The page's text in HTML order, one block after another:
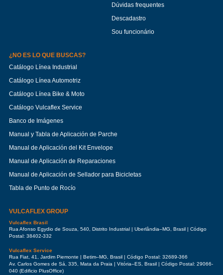
Dúvidas frequentes
Descadastro
Sou funcionário
¿NO ES LO QUE BUSCAS?
Catálogo Línea Industrial
Catálogo Línea Automotriz
Catálogo Línea Bike & Moto
Catálogo Vulcaflex Service
Banco de Imágenes
Manual y Tabla de Aplicación de Parche
Manual de Aplicación del Kit Envelope
Manual de Aplicación de Reparaciones
Manual de Aplicación de Sellador para Bicicletas
Tabla de Punto de Rocío
VULCAFLEX GROUP
Vulcaflex Brasil
Rua Afonso Egydio de Souza, 540, Distrito Industrial | Uberlândia–MG, Brasil | Código
Postal: 38402-332
Vulcaflex Service
Rua Fiat, 41, Jardim Piemonte | Betim–MG, Brasil | Código Postal: 32689-366
Av. Carlos Gomes de Sá, 335, Mata da Praia | Vitória–ES, Brasil | Código Postal: 29066-
040 (Edificio PlusOffice)